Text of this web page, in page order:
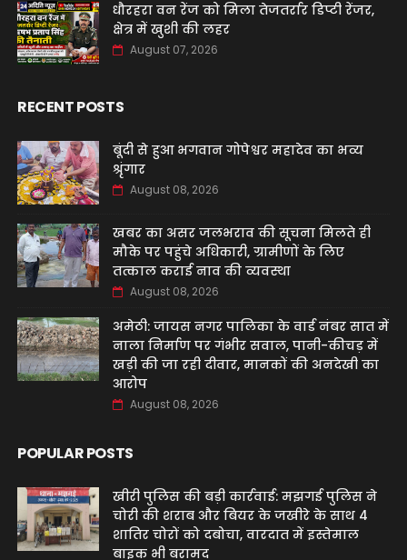
धौरहरा वन रेंज को मिला तेजतर्रार डिप्टी रेंजर,
क्षेत्र में खुशी की लहर
August 07, 2026
RECENT POSTS
बूंदी से हुआ भगवान गोपेश्वर महादेव का भव्य
श्रृंगार
August 08, 2026
खबर का असर जलभराव की सूचना मिलते ही
मौके पर पहुंचे अधिकारी, ग्रामीणों के लिए
तत्काल कराई नाव की व्यवस्था
August 08, 2026
अमेठी: जायस नगर पालिका के वार्ड नंबर सात में
नाला निर्माण पर गंभीर सवाल, पानी-कीचड़ में
खड़ी की जा रही दीवार, मानकों की अनदेखी का
आरोप
August 08, 2026
POPULAR POSTS
खीरी पुलिस की बड़ी कार्रवाई: मझगई पुलिस ने
चोरी की शराब और बियर के जखीरे के साथ 4
शातिर चोरों को दबोचा, वारदात में इस्तेमाल
बाइक भी बरामद